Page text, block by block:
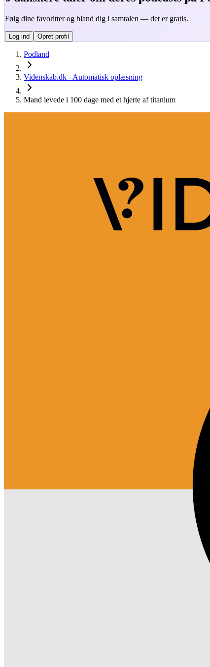
Følg dine favoritter og bland dig i samtalen — det er gratis.
Log ind Opret profil
Podland
Videnskab.dk - Automatisk oplæsning
Mand levede i 100 dage med et hjerte af titanium